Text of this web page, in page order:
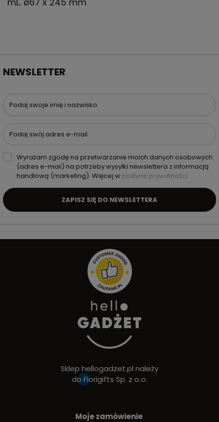
NEWSLETTER
Podaj swoje imię i nazwisko
Podaj swój adres e-mail
Wyrażam zgodę na przetwarzanie moich danych osobowych
(adres e-mail) na potrzeby wysyłki newslettera z informacją
handlową (marketing). Więcej w polityce prywatności.
ZAPISZ SIĘ DO NEWSLETTERA
Sklep hellogadzet.pl należy
do Fiorigifts Sp. z o.o.
Moje zamówienie